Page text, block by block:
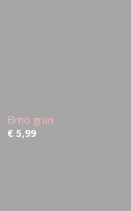
Elmo grun
€ 5,99